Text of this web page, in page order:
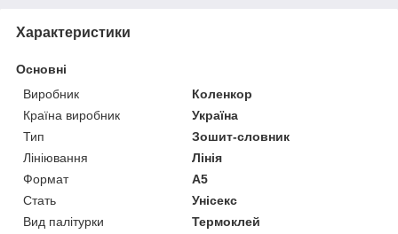
Характеристики
Основні
Виробник
Коленкор
Країна виробник
Україна
Тип
Зошит-словник
Лініювання
Лінія
Формат
A5
Стать
Унісекс
Вид палітурки
Термоклей